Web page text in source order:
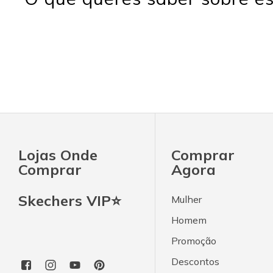
Lojas Onde
Comprar
Skechers VIP⭐
Comprar
Agora
Mulher
Homem
Promoção
Descontos